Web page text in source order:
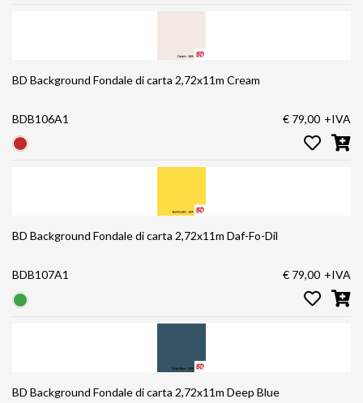
BD Background Fondale di carta 2,72x11m Cream
BDB106A1 € 79,00 +IVA
BD Background Fondale di carta 2,72x11m Daf-Fo-Dil
BDB107A1 € 79,00 +IVA
BD Background Fondale di carta 2,72x11m Deep Blue